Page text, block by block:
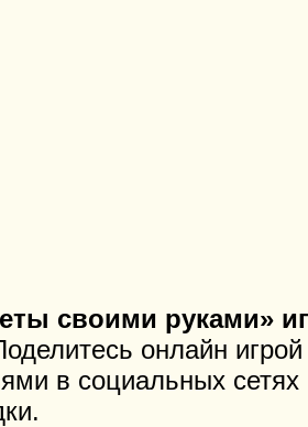
своими руками»
онлайн
в социальных сетях